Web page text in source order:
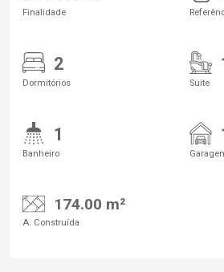
Finalidade
2
Dormitórios Suite
1
Banheiro
174.00 m²
A. Construída